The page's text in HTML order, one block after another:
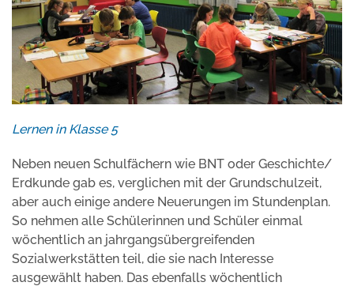
Lernen in Klasse 5
Neben neuen Schulfächern wie BNT oder Geschichte/
Erdkunde gab es, verglichen mit der Grundschulzeit,
aber auch einige andere Neuerungen im Stundenplan.
So nehmen alle Schülerinnen und Schüler einmal
wöchentlich an jahrgangsübergreifenden
Sozialwerkstätten teil, die sie nach Interesse
ausgewählt haben. Das ebenfalls wöchentlich